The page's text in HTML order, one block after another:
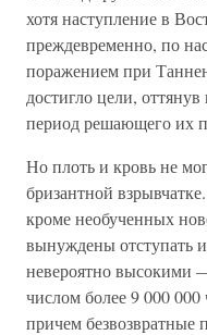
хотя наступление в
преждевременно, по
поражением при
достигло цели,
период решающего их
Но плоть и кровь не
бризантной
кроме необученных
вынуждены отступать
невероятно высокими
числом более 9 000
причем безвозвратные